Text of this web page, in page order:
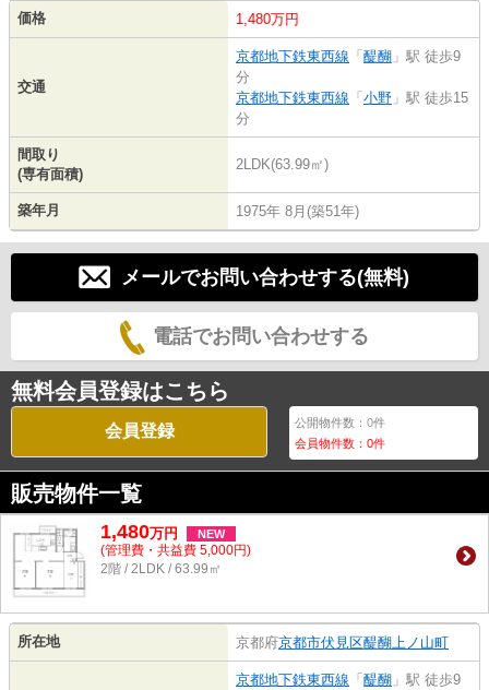
価格 1,480万円
交通
京都地下鉄東西線 「 醍醐 」駅 徒歩9
分
京都地下鉄東西線 「 小野 」駅 徒歩15
分
間取り
(専有面積)
2LDK(63.99㎡)
築年月 1975年 8月(築51年)
メールでお問い合わせする(無料)
電話でお問い合わせする
無料会員登録はこちら
会員登録 公開物件数：0件
会員物件数：0件
販売物件一覧
1,480万円 NEW
(管理費・共益費 5,000円)
2階 / 2LDK / 63.99㎡
所在地 京都府京都市伏見区醍醐上ノ山町
京都地下鉄東西線 「 醍醐 」駅 徒歩9